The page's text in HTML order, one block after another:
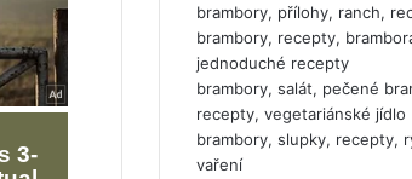
brambory, přílohy, ranch,
brambory, recepty,
jednoduché recepty
brambory, salát, pečené
recepty, vegetariánské jídlo
brambory, slupky, recepty,
vaření